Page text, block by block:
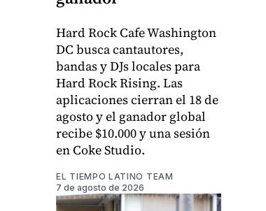
Hard Rock Cafe Washington
DC busca cantautores,
bandas y DJs locales para
Hard Rock Rising. Las
aplicaciones cierran el 18 de
agosto y el ganador global
recibe $10.000 y una sesión
en Coke Studio.
EL TIEMPO LATINO TEAM
7 de agosto de 2026